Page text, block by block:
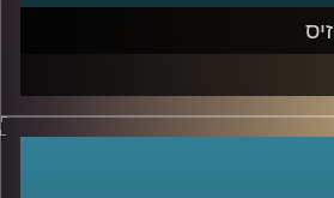
קשות כמו סרטן, אנחנו בדרך
ואולי גם כימותרפיה. אבל יש